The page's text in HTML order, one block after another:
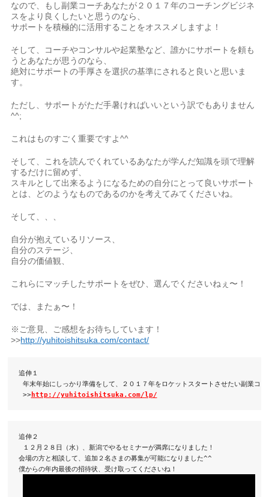
なので、もし副業コーチあなたが２０１７年のコーチングビジネ
スをより良くしたいと思うのなら、
サポートを積極的に活用することをオススメしますよ！
そして、コーチやコンサルや起業塾など、誰かにサポートを頼も
うとあなたが思うのなら、
絶対にサポートの手厚さを選択の基準にされると良いと思いま
す。
ただし、サポートがただ手暑ければいいという訳でもありません
^^;
これはものすごく重要ですよ^^
そして、これを読んでくれているあなたが学んだ知識を頭で理解
するだけに留めず、
スキルとして出来るようになるための自分にとって良いサポート
とは、どのようなものであるのかを考えてみてくださいね。
そして、、、
自分が抱えているリソース、
自分のステージ、
自分の価値観、
これらにマッチしたサポートをぜひ、選んでくださいねぇ〜！
では、またぁ〜！
※ご意見、ご感想をお待ちしています！
>>http://yuhitoishitsuka.com/contact/
追伸１
年末年始にしっかり準備をして、２０１７年をロケットスタートさせたい副業コ
>>http://yuhitoishitsuka.com/lp/
追伸２
１２月２８日（水）、新潟でやるセミナーが満席になりました！
会場の方と相談して、追加２名さまの募集が可能になりました^^
僕からの年内最後の招待状、受け取ってくださいね！